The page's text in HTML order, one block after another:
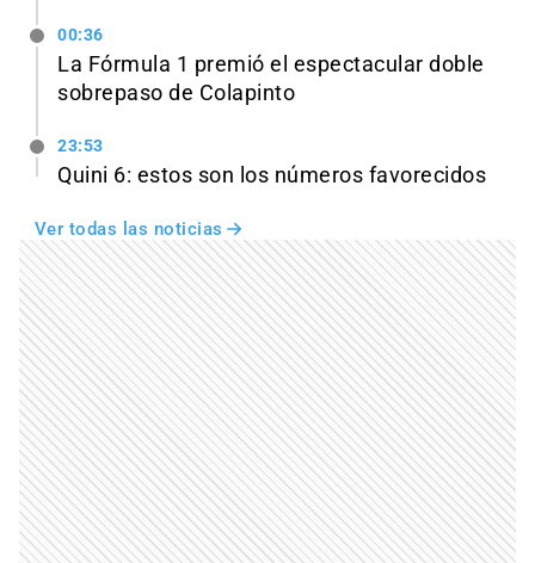
00:36
La Fórmula 1 premió el espectacular doble
sobrepaso de Colapinto
23:53
Quini 6: estos son los números favorecidos
Ver todas las noticias